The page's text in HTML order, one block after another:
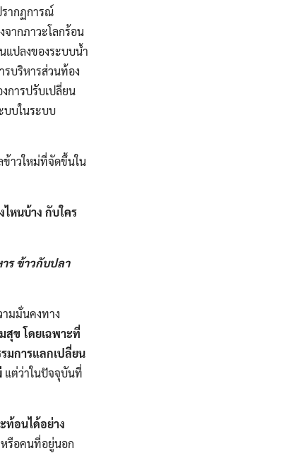
ากฏการณ์​
ากภาวะโลกร้อน​
แปลงของ​ระบบน้ำ
รบริหาร​ส่วนท้อง
การปรับเปลี่ยน​
บบ​ในระบบ
ข้าวใหม่ที่จัดขึ้นใน
หนบ้าง​ กับใคร
ร​ ข้าวกับปลา​
มมั่นคงทาง
สุข​ โดยเฉพาะที่
ม​การแลกเปลี่ยน
แต่ว่าในปัจจุบันที่
ท้อนได้อย่าง
รือคนที่อยู่นอก